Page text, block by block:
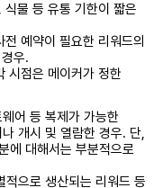
식물 등 유통 기한이 짧은
예약이 필요한 리워드의
우.
시점은 메이커가 정한
어 등 복제가 가능한
개시 및 열람한 경우. 단,
에 대해서는 부분적으로
적으로 생산되는 리워드 등